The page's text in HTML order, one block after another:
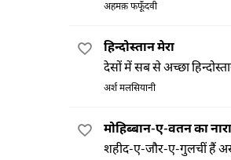
अहमक़ फफूँदवी
हिन्दोस्तान मेरा
देसों में सब से अच्छा
अर्श मलसियानी
मोहिब्बान-ए-वतन का नारा
शहीद-ए-जौर-ए-गुलचीं हैं